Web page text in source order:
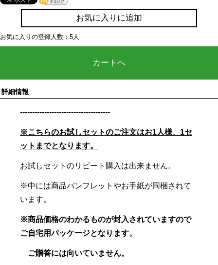
お気に入りに追加
お気に入りの登録人数：5人
カートへ
詳細情報
-------------------------------------
※こちらのお試しセットのご注文はお1人様、1セ
ットまでとなります。
お試しセットのリピート購入は出来ません。
※中には商品パンフレットやお手紙が同梱されて
います。
※商品価格のわかるものが封入されていますので
ご自宅用パッケージとなります。
ご贈答には向いていません。